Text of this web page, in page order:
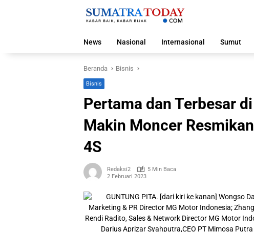
News
Nasional Internasional Sumut
Beranda Bisnis
Bisnis
Pertama dan Terbesar
Makin Moncer
4S
Redaksi2
5 Min Baca
2 Februari 2023